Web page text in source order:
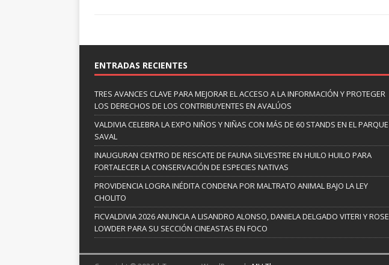
ENTRADAS RECIENTES
TRES AVANCES CLAVE PARA MEJORAR EL ACCESO A LA INFORMACIÓN Y PROTEGER
LOS DERECHOS DE LOS CONTRIBUYENTES EN AVALÚOS
VALDIVIA CELEBRA LA EXPO NIÑOS Y NIÑAS CON MÁS DE 60 STANDS EN EL PARQUE
SAVAL
INAUGURAN CENTRO DE RESCATE DE FAUNA SILVESTRE EN HUILO HUILO PARA
FORTALECER LA CONSERVACIÓN DE ESPECIES NATIVAS
PROVIDENCIA LOGRA INÉDITA CONDENA POR MALTRATO ANIMAL BAJO LA LEY
CHOLITO
FICVALDIVIA 2026 ANUNCIA A LISANDRO ALONSO, DANIELA DELGADO VITERI Y ROSE
LOWDER PARA SU SECCIÓN CINEASTAS EN FOCO